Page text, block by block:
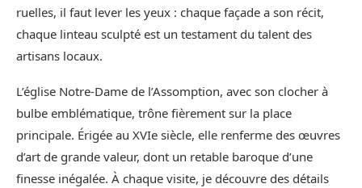
ruelles, il faut lever les yeux : chaque façade a son récit,
chaque linteau sculpté est un testament du talent des
artisans locaux.
L’église Notre-Dame de l’Assomption, avec son clocher à
bulbe emblématique, trône fièrement sur la place
principale. Érigée au XVIe siècle, elle renferme des œuvres
d’art de grande valeur, dont un retable baroque d’une
finesse inégalée. À chaque visite, je découvre des détails